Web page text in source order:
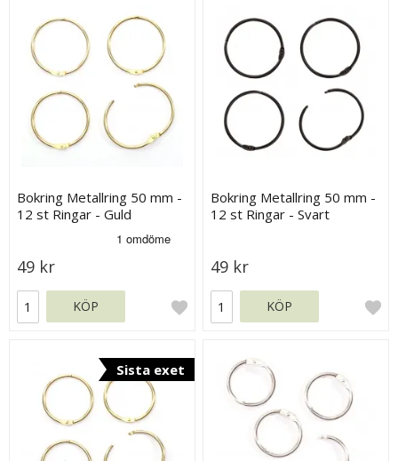
Bokring Metallring 50 mm -
12 st Ringar - Guld
49 kr
KÖP
Bokring Metallring 50 mm -
12 st Ringar - Svart
49 kr
KÖP
Sista exet